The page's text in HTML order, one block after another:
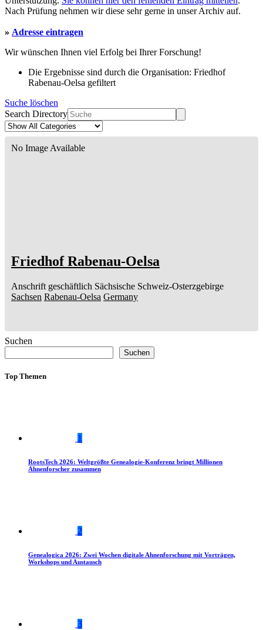
Nach Prüfung nehmen wir diese sehr gerne in unser Archiv auf.
» Adresse eintragen
Wir wünschen Ihnen viel Erfolg bei Ihrer Forschung!
Die Ergebnisse sind durch die Organisation: Friedhof
Rabenau-Oelsa gefiltert
Suche löschen
Search Directory
No Image Available
Friedhof Rabenau-Oelsa
Anschrift geschäftlich Sächsische Schweiz-Osterzgebirge
Sachsen Rabenau-Oelsa Germany
Suchen
Suchen
Top Themen
1
RootsTech 2026: Weltgrößte Genealogie-Konferenz bringt Millionen
Ahnenforscher zusammen
2
Genealogica 2026: Zwei Wochen digitale Ahnenforschung mit Vorträgen,
Workshops und Austausch
3